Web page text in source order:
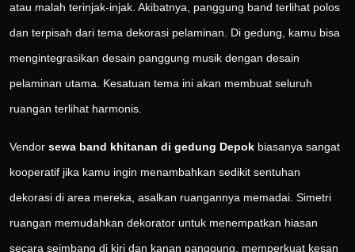
atau malah terinjak-injak. Akibatnya, panggung band terlihat polos
dan terpisah dari tema dekorasi pelaminan. Di gedung, kamu bisa
mengintegrasikan desain panggung musik dengan desain
pelaminan utama. Kesatuan tema ini akan membuat seluruh
ruangan terlihat harmonis.
Vendor sewa band khitanan di gedung Depok biasanya sangat
kooperatif jika kamu ingin menambahkan sedikit sentuhan
dekorasi di area mereka, asalkan ruangannya memadai. Simetri
ruangan memudahkan dekorator untuk menempatkan hiasan
secara seimbang di kiri dan kanan panggung, memperkuat kesan